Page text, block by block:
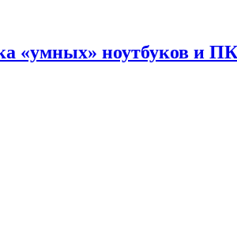
«умных» ноутбуков и ПК